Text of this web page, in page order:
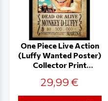
One Piece Live Action
(Luffy Wanted Poster)
Collector Print
35cm - FP14030P-PL
29,99 €